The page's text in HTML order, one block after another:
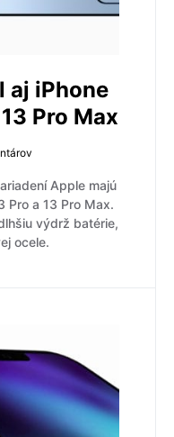
aj iPhone
Pro Max
Apple majú
Pro a 13 Pro Max.
výdrž batérie,
ocele.